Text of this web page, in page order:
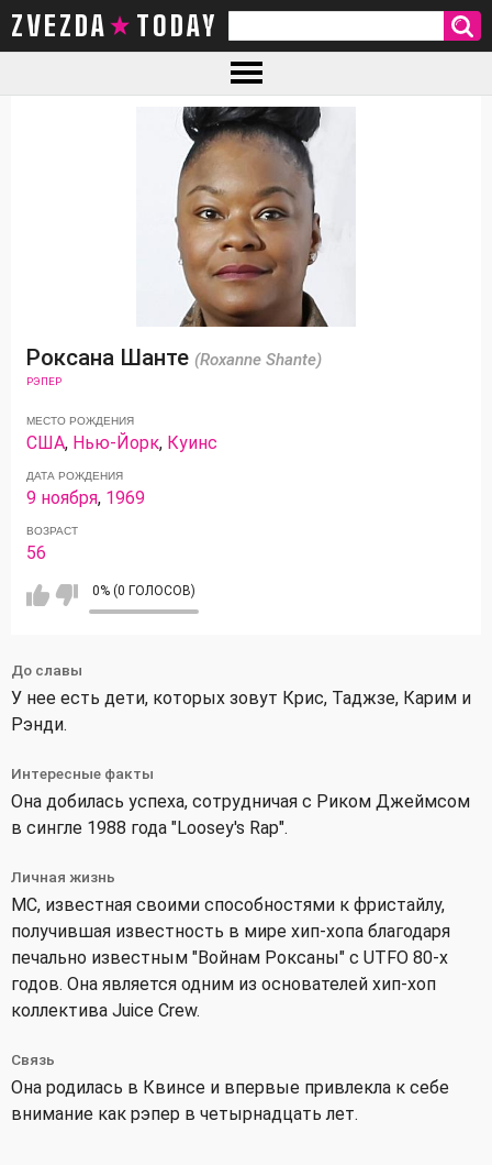
ZVEZDA TODAY
Роксана Шанте (Roxanne Shante)
РЭПЕР
МЕСТО РОЖДЕНИЯ
США, Нью-Йорк, Куинс
ДАТА РОЖДЕНИЯ
9 ноября, 1969
ВОЗРАСТ
56
0% (0 ГОЛОСОВ)
До славы
У нее есть дети, которых зовут Крис, Таджзе, Карим и
Рэнди.
Интересные факты
Она добилась успеха, сотрудничая с Риком Джеймсом
в сингле 1988 года "Loosey's Rap".
Личная жизнь
MC, известная своими способностями к фристайлу,
получившая известность в мире хип-хопа благодаря
печально известным "Войнам Роксаны" с UTFO 80-х
годов. Она является одним из основателей хип-хоп
коллектива Juice Crew.
Связь
Она родилась в Квинсе и впервые привлекла к себе
внимание как рэпер в четырнадцать лет.